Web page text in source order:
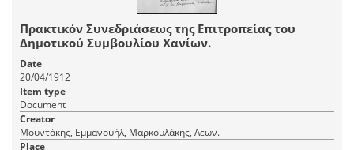
Πρακτικόν Συνεδριάσεως της Επιτροπείας του
Δημοτικού Συμβουλίου Χανίων.
Date
20/04/1912
Item type
Document
Creator
Μουντάκης, Εμμανουήλ, Μαρκουλάκης, Λεων.
Place